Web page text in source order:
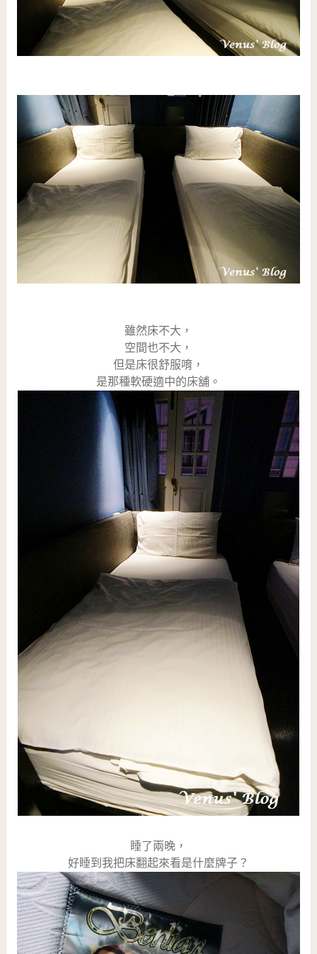
雖然床不大，
空間也不大，
但是床很舒服唷，
是那種軟硬適中的床舖。
睡了兩晚，
好睡到我把床翻起來看是什麼牌子？